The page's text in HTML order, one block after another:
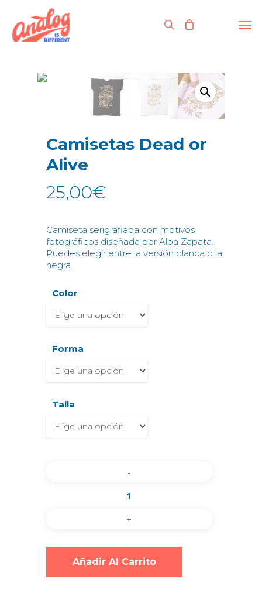
main
content
search
Camisetas Dead or
Alive
25,00€
Camiseta serigrafiada con motivos
fotográficos diseñada por Alba Zapata.
Puedes elegir entre la versión blanca o la
negra.
Color
Forma
Talla
Añadir Al Carrito